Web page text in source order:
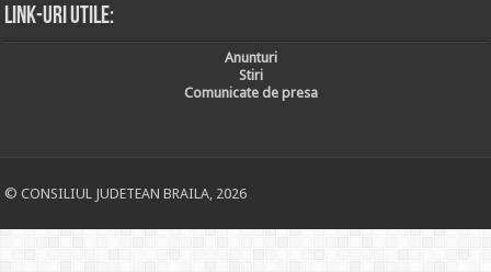
Link-uri utile:
Anunturi
Stiri
Comunicate de presa
© CONSILIUL JUDETEAN BRAILA, 2026